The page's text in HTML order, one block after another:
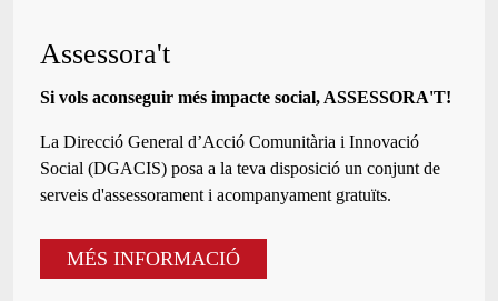
Assessora't
Si vols aconseguir més impacte social, ASSESSORA'T!
La Direcció General d’Acció Comunitària i Innovació
Social (DGACIS) posa a la teva disposició un conjunt de
serveis d'assessorament i acompanyament gratuïts.
MÉS INFORMACIÓ